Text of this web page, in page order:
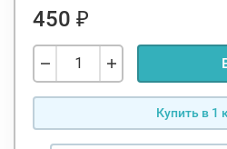
450 ₽
Купить в 1